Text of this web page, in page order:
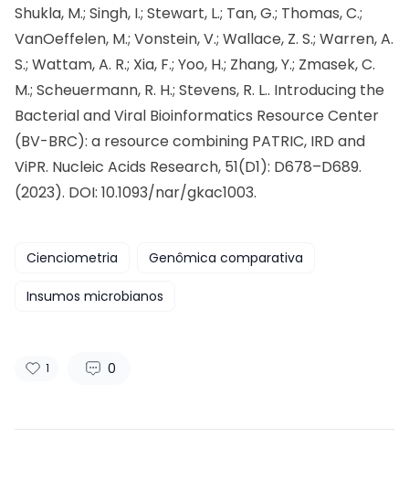
Shukla, M.; Singh, I.; Stewart, L.; Tan, G.; Thomas, C.;
VanOeffelen, M.; Vonstein, V.; Wallace, Z. S.; Warren, A.
S.; Wattam, A. R.; Xia, F.; Yoo, H.; Zhang, Y.; Zmasek, C.
M.; Scheuermann, R. H.; Stevens, R. L.. Introducing the
Bacterial and Viral Bioinformatics Resource Center
(BV-BRC): a resource combining PATRIC, IRD and
ViPR. Nucleic Acids Research, 51(D1): D678–D689.
(2023). DOI: 10.1093/nar/gkac1003.
Cienciometria Genômica comparativa
Insumos microbianos
1 0